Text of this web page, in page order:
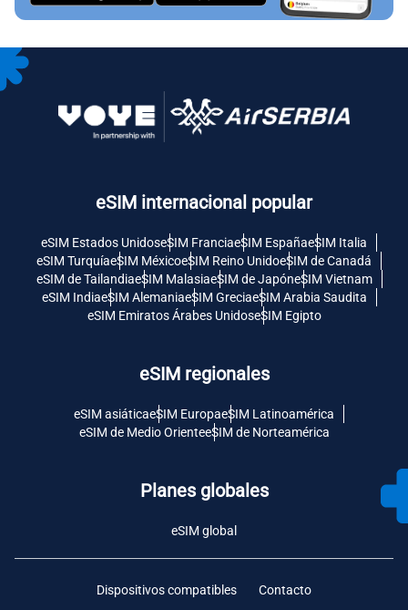
eSIM internacional popular
eSIM Estados UnidoseSIM FranciaeSIM EspañaeSIM Italia
eSIM TurquíaeSIM MéxicoeSIM Reino UnidoeSIM de Canadá
eSIM de TailandiaeSIM MalasiaeSIM de JapóneSIM Vietnam
eSIM IndiaeSIM AlemaniaeSIM GreciaeSIM Arabia Saudita
eSIM Emiratos Árabes UnidoseSIM Egipto
eSIM regionales
eSIM asiáticaeSIM EuropaeSIM Latinoamérica
eSIM de Medio OrienteeSIM de Norteamérica
Planes globales
eSIM global
Dispositivos compatibles Contacto